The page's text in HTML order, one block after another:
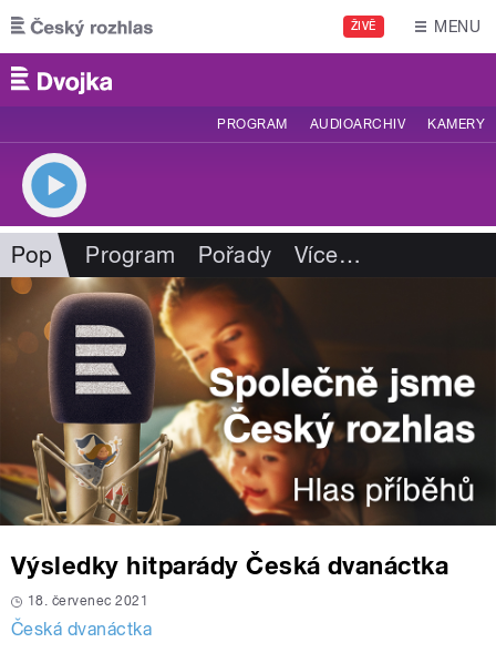
Přejít k hlavnímu obsahu
ŽIVĚ MENU
PROGRAM AUDIOARCHIV KAMERY
Pop Program Pořady Více…
Výsledky hitparády Česká dvanáctka
18. červenec 2021
Česká dvanáctka